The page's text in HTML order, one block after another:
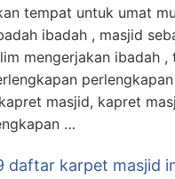
tempat untuk umat
ibadah , masjid
mengerjakan ibadah ,
masjid, kapret
…
daftar karpet masjid